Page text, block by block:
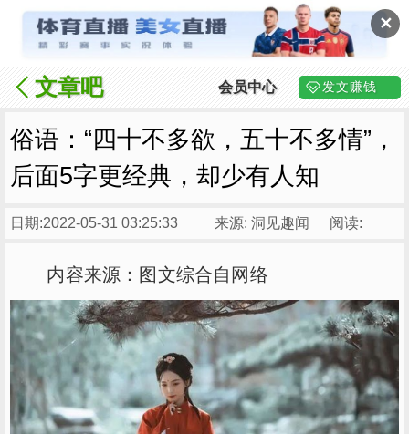
✕
文章吧 会员中心 发文赚钱
俗语：“四十不多欲，五十不多情”，
后面5字更经典，却少有人知
日期:2022-05-31 03:25:33 来源: 洞见趣闻 阅读:
内容来源：图文综合自网络